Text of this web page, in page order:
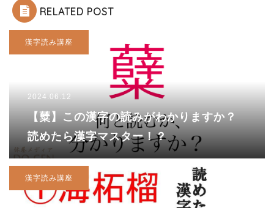
RELATED POST
漢字読み講座
2024.06.12
【糵】この漢字の読みがわかりますか？
読めたら漢字マスター！？
漢字読み講座